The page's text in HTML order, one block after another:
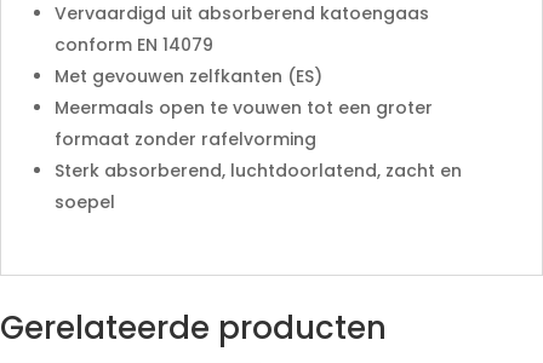
Vervaardigd uit absorberend katoengaas
conform EN 14079
Met gevouwen zelfkanten (ES)
Meermaals open te vouwen tot een groter
formaat zonder rafelvorming
Sterk absorberend, luchtdoorlatend, zacht en
soepel
Gerelateerde producten